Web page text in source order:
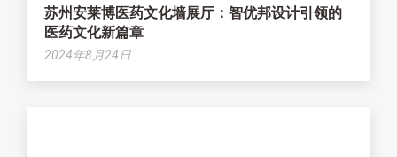
苏州安莱博医药文化墙展厅：智优邦设计引领的
医药文化新篇章
2024年8月24日